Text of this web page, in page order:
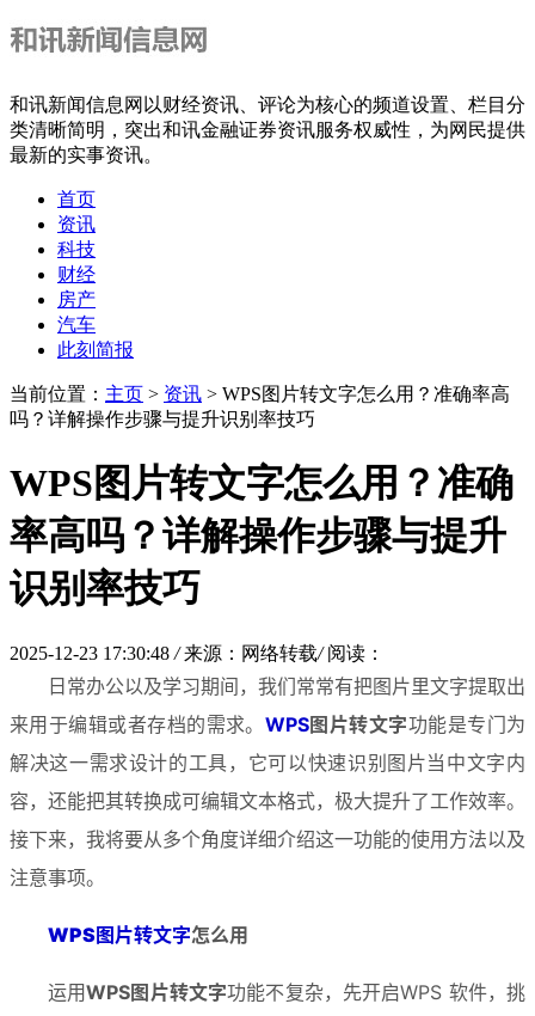
和讯新闻信息网以财经资讯、评论为核心的频道设置、栏目分
类清晰简明，突出和讯金融证券资讯服务权威性，为网民提供
最新的实事资讯。
首页
资讯
科技
财经
房产
汽车
此刻简报
当前位置： 主页 > 资讯 > WPS图片转文字怎么用？准确率高
吗？详解操作步骤与提升识别率技巧
WPS图片转文字怎么用？准确
率高吗？详解操作步骤与提升
识别率技巧
2025-12-23 17:30:48 / 来源：网络转载/ 阅读：
日常办公以及学习期间，我们常常有把图片里文字提取出
来用于编辑或者存档的需求。 WPS图片转文字功能是专门为
解决这一需求设计的工具，它可以快速识别图片当中文字内
容，还能把其转换成可编辑文本格式，极大提升了工作效率。
接下来，我将要从多个角度详细介绍这一功能的使用方法以及
注意事项。
WPS图片转文字怎么用
运用WPS图片转文字功能不复杂，先开启WPS 软件，挑